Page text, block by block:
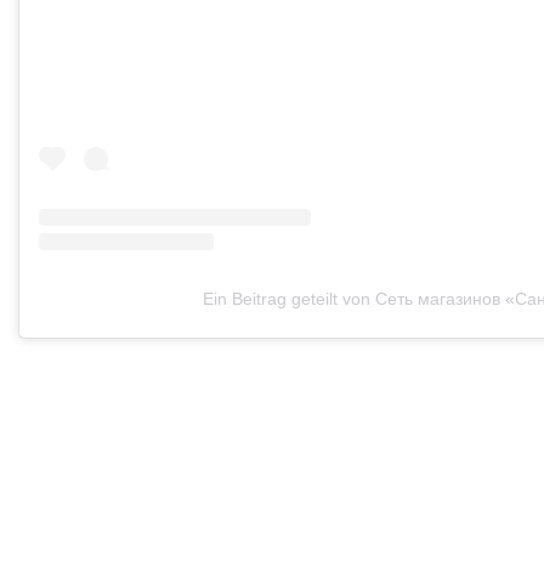
Ein Beitrag geteilt von Сеть магазинов